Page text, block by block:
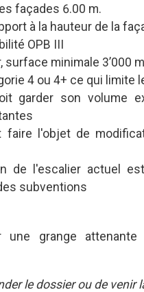
façades 6.00 m.
à la hauteur de la
OPB III
surface minimale 3’000
4 ou 4+ ce qui limite
garder son volume
faire l'objet de
de l'escalier actuel
subventions
une grange
le dossier ou de venir